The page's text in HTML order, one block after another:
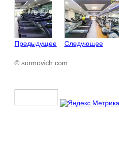
Предыдущее Следующее
© sormovich.com